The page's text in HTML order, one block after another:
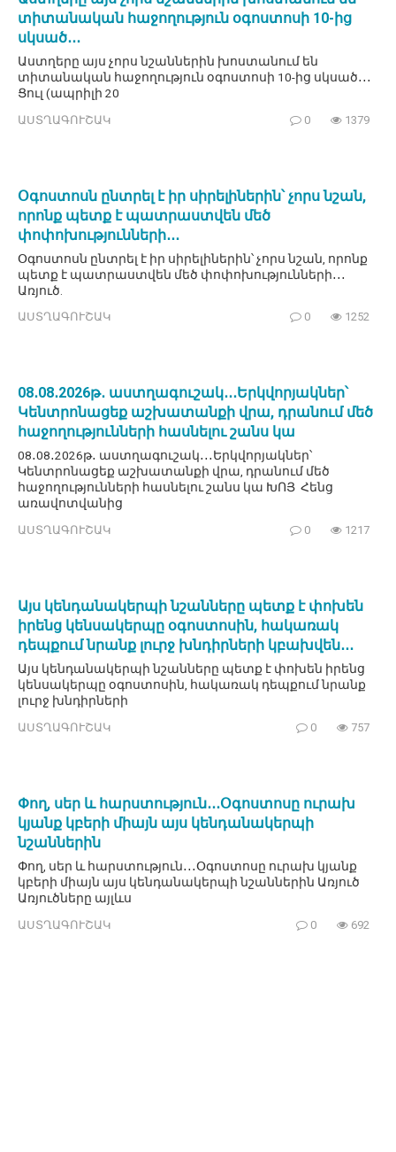
տիտանական հաջողություն օգոստոսի 10-ից
սկսած․․․
Աստղերը այս չորս նշաններին խոստանում են
տիտանական հաջողություն օգոստոսի 10-ից սկսած․․․
Ցուլ (ապրիլի 20
ԱՍՏՂԱԳՈՒՇԱԿ 0 1379
Օգոստոսն ընտրել է իր սիրելիներին՝ չորս նշան,
որոնք պետք է պատրաստվեն մեծ
փոփոխությունների․․․
Օգոստոսն ընտրել է իր սիրելիներին՝ չորս նշան, որոնք
պետք է պատրաստվեն մեծ փոփոխությունների․․․
Առյուծ.
ԱՍՏՂԱԳՈՒՇԱԿ 0 1252
08․08․2026թ․ աստղագուշակ․․․Երկվորյակներ՝
Կենտրոնացեք աշխատանքի վրա, դրանում մեծ
հաջողությունների հասնելու շանս կա
08․08․2026թ․ աստղագուշակ․․․Երկվորյակներ՝
Կենտրոնացեք աշխատանքի վրա, դրանում մեծ
հաջողությունների հասնելու շանս կա ԽՈՅ Հենց
առավոտվանից
ԱՍՏՂԱԳՈՒՇԱԿ 0 1217
Այս կենդանակերպի նշանները պետք է փոխեն
իրենց կենսակերպը օգոստոսին, հակառակ
դեպքում նրանք լուրջ խնդիրների կբախվեն․․․
Այս կենդանակերպի նշանները պետք է փոխեն իրենց
կենսակերպը օգոստոսին, հակառակ դեպքում նրանք
լուրջ խնդիրների
ԱՍՏՂԱԳՈՒՇԱԿ 0 757
Փող, սեր և հարստություն․․․Օգոստոսը ուրախ
կյանք կբերի միայն այս կենդանակերպի
նշաններին
Փող, սեր և հարստություն․․․Օգոստոսը ուրախ կյանք
կբերի միայն այս կենդանակերպի նշաններին Առյուծ
Առյուծները այլևս
ԱՍՏՂԱԳՈՒՇԱԿ 0 692